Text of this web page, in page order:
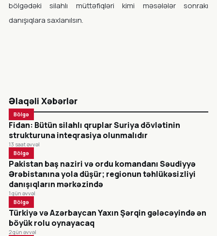
bölgədəki silahlı müttəfiqləri kimi məsələlər sonrakı
danışıqlara saxlanılsın.
Əlaqəli Xəbərlər
Bölgə
Fidan: Bütün silahlı qruplar Suriya dövlətinin
strukturuna inteqrasiya olunmalıdır
13 saat əvvəl
Bölgə
Pakistan baş naziri və ordu komandanı Səudiyyə
Ərəbistanına yola düşür; regionun təhlükəsizliyi
danışıqların mərkəzində
1 gün əvvəl
Bölgə
Türkiyə və Azərbaycan Yaxın Şərqin gələcəyində ən
böyük rolu oynayacaq
2 gün əvvəl